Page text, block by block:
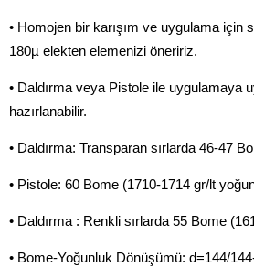
• Homojen bir karışım ve uygulama için
180µ elekten elemenizi öneririz.
• Daldırma veya Pistole ile uygulamaya
hazırlanabilir.
• Daldırma: Transparan sırlarda 46-47
• Pistole: 60 Bome (1710-1714 gr/lt
• Daldırma : Renkli sırlarda 55 Bome
• Bome-Yoğunluk Dönüşümü: d=144/